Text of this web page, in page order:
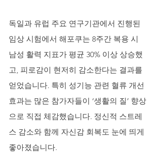
독일과 유럽 주요 연구기관에서 진행된
임상 시험에서 해포쿠는 8주간 복용 시
남성 활력 지표가 평균 30% 이상 상승했
고, 피로감이 현저히 감소한다는 결과를
얻었습니다. 특히 성기능 관련 혈류 개선
효과는 많은 참가자들이 ‘생활의 질’ 향상
으로 직접 체감했습니다. 정신적 스트레
스 감소와 함께 자신감 회복도 눈에 띄게
좋아졌습니다.